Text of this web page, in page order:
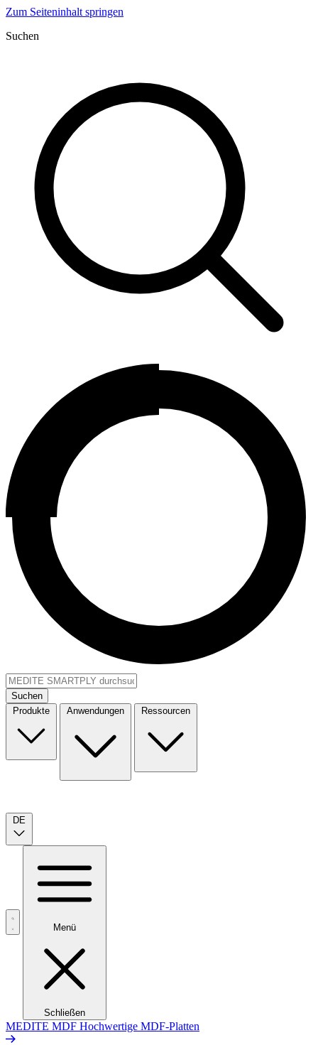
Zum Seiteninhalt springen
Suchen
Suchen
Produkte
Anwendungen Ressourcen
DE
Menü
Schließen
MEDITE MDF Hochwertige MDF-Platten